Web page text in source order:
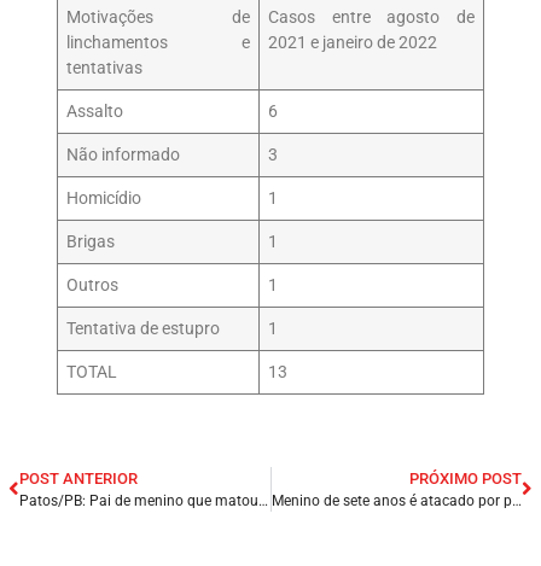
Motivações de
linchamentos e
tentativas
Casos entre agosto de
2021 e janeiro de 2022
Assalto 6
Não informado 3
Homicídio 1
Brigas 1
Outros 1
Tentativa de estupro 1
TOTAL 13
POST ANTERIOR
Patos/PB: Pai de menino que matou mãe e irmão, quer cuidar do filho, diz advogado da família;
PRÓXIMO POST
Menino de sete anos é atacado por pitbull no Maranhão; criança ficou com sequela no rosto.